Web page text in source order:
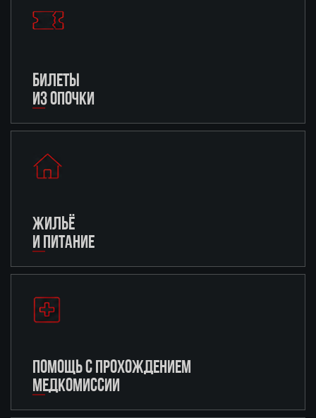
БИЛЕТЫ
ИЗ ОПОЧКИ
ЖИЛЬЁ
И ПИТАНИЕ
ПОМОЩЬ С ПРОХОЖДЕНИЕМ
МЕДКОМИССИИ